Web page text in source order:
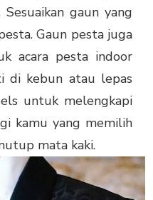
gaun yang
Gaun pesta juga
acara pesta indoor
di kebun atau lepas
untuk melengkapi
kamu yang memilih
mata kaki.